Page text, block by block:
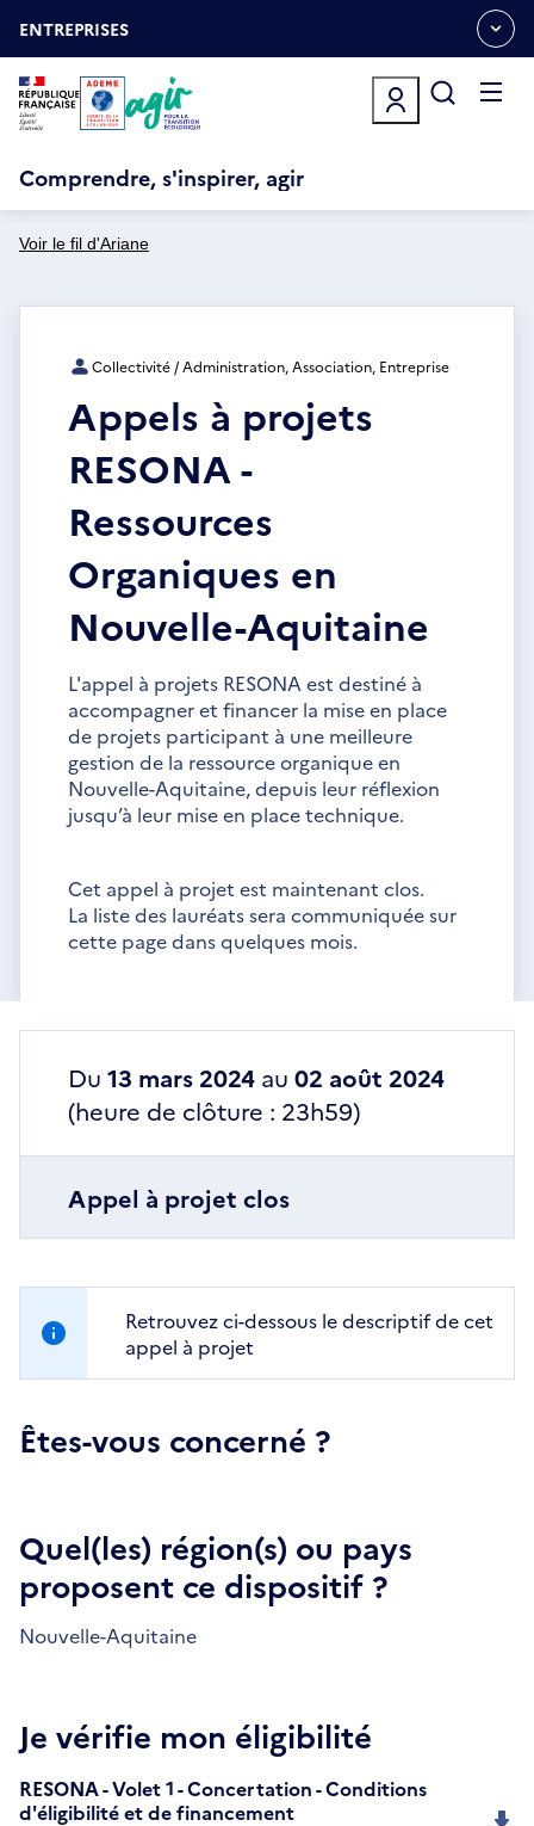
auOUVRIR
LE
MENU
ESPACE
ENTREPRISES
Comprendre, s'inspirer, agir
Voir le fil d'Ariane
Collectivité / Administration, Association, Entreprise
Appels à projets
RESONA -
Ressources
Organiques en
Nouvelle-Aquitaine
L'appel à projets RESONA est destiné à
accompagner et financer la mise en place
de projets participant à une meilleure
gestion de la ressource organique en
Nouvelle-Aquitaine, depuis leur réflexion
jusqu’à leur mise en place technique.
Cet appel à projet est maintenant clos.
La liste des lauréats sera communiquée sur
cette page dans quelques mois.
Du 13 mars 2024 au 02 août 2024
(heure de clôture : 23h59)
Appel à projet clos
Retrouvez ci-dessous le descriptif de cet
appel à projet
Êtes-vous concerné ?
Quel(les) région(s) ou pays
proposent ce dispositif ?
Nouvelle-Aquitaine
Je vérifie mon éligibilité
RESONA - Volet 1 - Concertation - Conditions
d'éligibilité et de financement